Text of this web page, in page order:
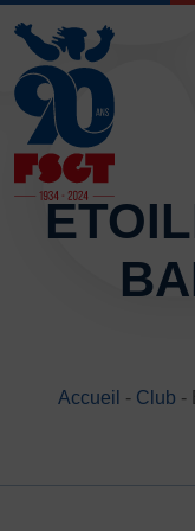
Les
Accueil - Club -